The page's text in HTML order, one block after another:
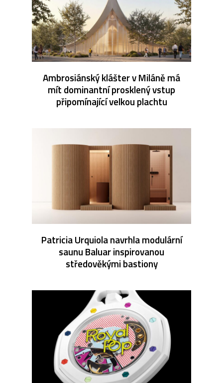
Ambrosiánský klášter v Miláně má
mít dominantní prosklený vstup
připomínající velkou plachtu
Patricia Urquiola navrhla modulární
saunu Baluar inspirovanou
středověkými bastiony